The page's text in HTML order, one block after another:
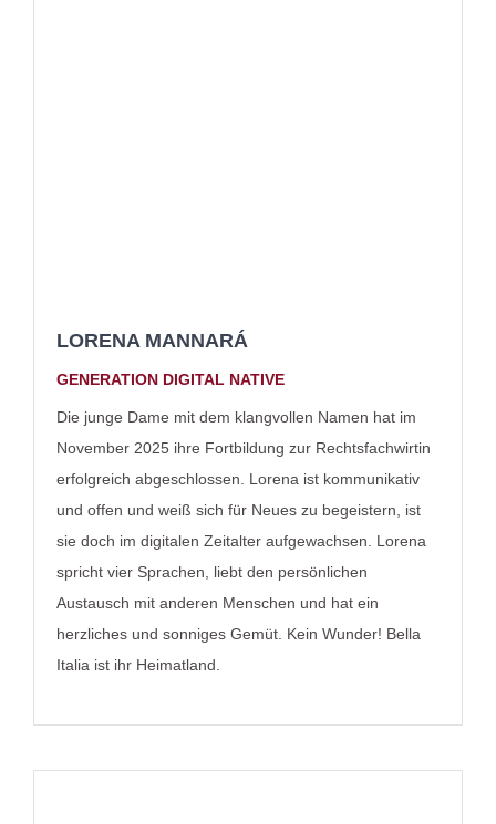
LORENA MANNARÁ
GENERATION DIGITAL NATIVE
Die junge Dame mit dem klangvollen Namen hat im
November 2025 ihre Fortbildung zur Rechtsfachwirtin
erfolgreich abgeschlossen. Lorena ist kommunikativ
und offen und weiß sich für Neues zu begeistern, ist
sie doch im digitalen Zeitalter aufgewachsen. Lorena
spricht vier Sprachen, liebt den persönlichen
Austausch mit anderen Menschen und hat ein
herzliches und sonniges Gemüt. Kein Wunder! Bella
Italia ist ihr Heimatland.